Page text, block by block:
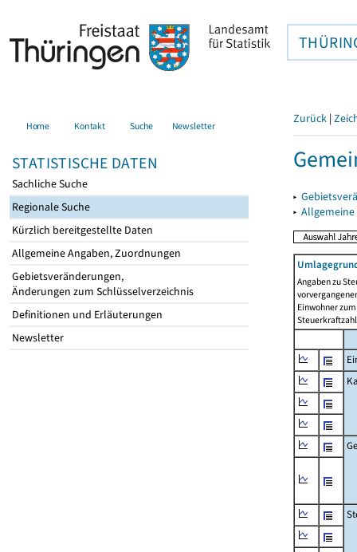
Home Kontakt Suche Newsletter
STATISTISCHE DATEN
Sachliche Suche
Regionale Suche
Kürzlich bereitgestellte Daten
Allgemeine Angaben, Zuordnungen
Gebietsveränderungen,
Änderungen zum Schlüsselverzeichnis
Definitionen und Erläuterungen
Newsletter
Zurück |
▸
▸
Angaben zu
Einwohner